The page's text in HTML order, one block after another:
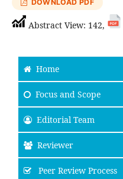
DOWNLOAD PDF
Abstract View: 142,
Home
Focus and Scope
Editorial Team
Reviewer
Peer Review Process